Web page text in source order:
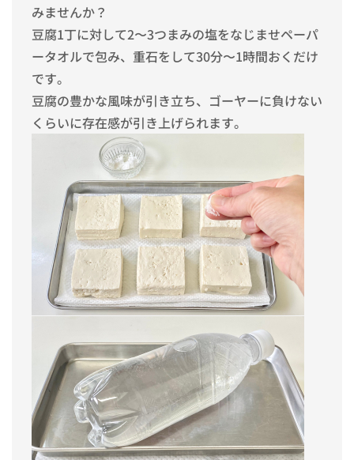
みませんか？
豆腐1丁に対して2〜3つまみの塩をなじませペーパ
ータオルで包み、重石をして30分〜1時間おくだけ
です。
豆腐の豊かな風味が引き立ち、ゴーヤーに負けない
くらいに存在感が引き上げられます。